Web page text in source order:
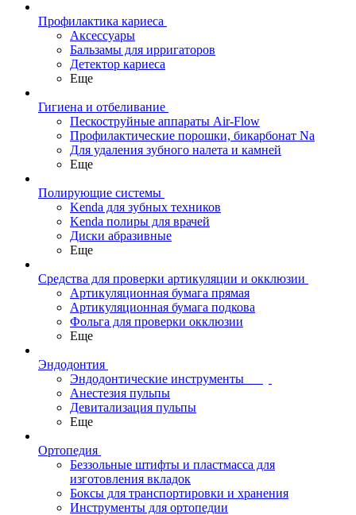
Профилактика кариеса
Аксессуары
Бальзамы для ирригаторов
Детектор кариеса
Еще
Гигиена и отбеливание
Пескоструйные аппараты Air-Flow
Профилактические порошки, бикарбонат Na
Для удаления зубного налета и камней
Еще
Полирующие системы
Kenda для зубных техников
Kenda полиры для врачей
Диски абразивные
Еще
Средства для проверки артикуляции и окклюзии
Артикуляционная бумага прямая
Артикуляционная бумага подкова
Фольга для проверки окклюзии
Еще
Эндодонтия
Эндодонтические инструменты
Анестезия пульпы
Девитализация пульпы
Еще
Ортопедия
Беззольные штифты и пластмасса для
изготовления вкладок
Боксы для транспортировки и хранения
Инструменты для ортопедии